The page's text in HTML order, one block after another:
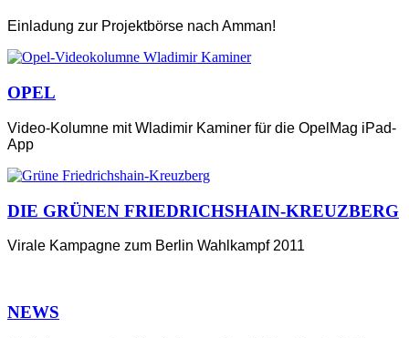
Einladung zur Projektbörse nach Amman!
OPEL
Video-Kolumne mit Wladimir Kaminer für die OpelMag iPad-
App
DIE GRÜNEN FRIEDRICHSHAIN-KREUZBERG
Virale Kampagne zum Berlin Wahlkampf 2011
NEWS